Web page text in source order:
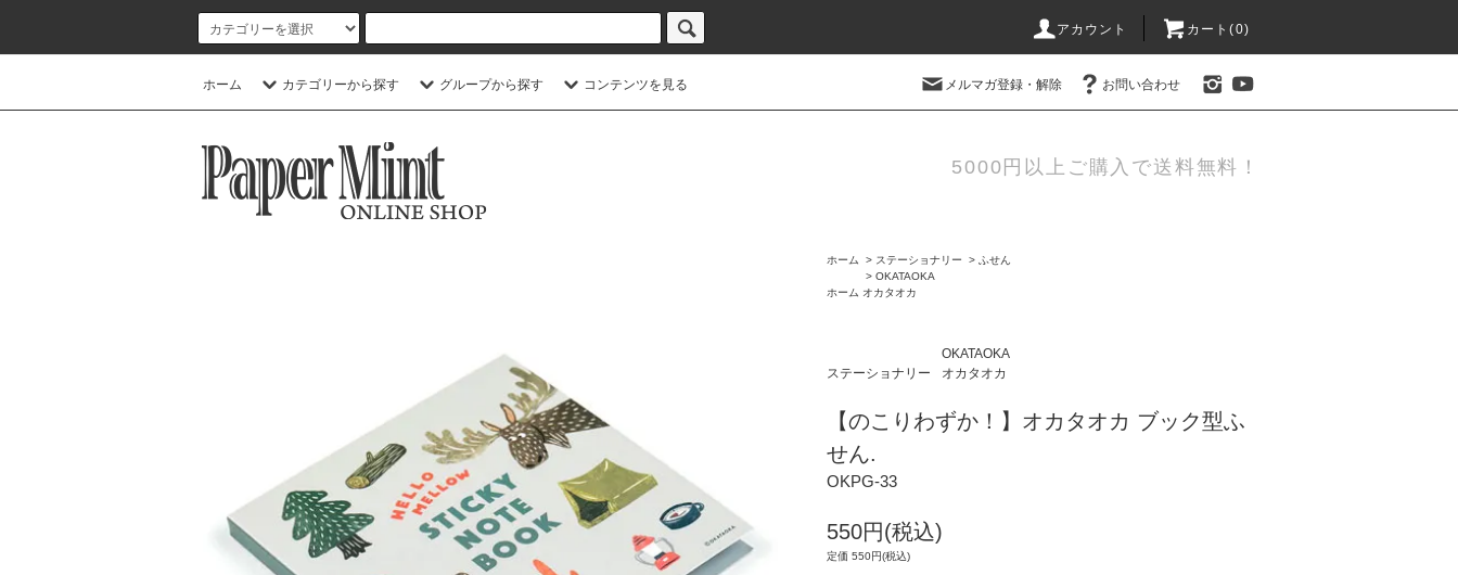
アカウント カート(0)
ホーム カテゴリーから探す グループから探す コンテンツを見る メルマガ登録・解除 お問い合わせ
5000円以上ご購入で送料無料！
ホーム > ステーショナリー > ふせん
ホーム
> OKATAOKA
オカタオカ
ステーショナリー
OKATAOKA
オカタオカ
【のこりわずか！】オカタオカ ブック型ふ
せん.
OKPG-33
550円(税込)
定価 550円(税込)